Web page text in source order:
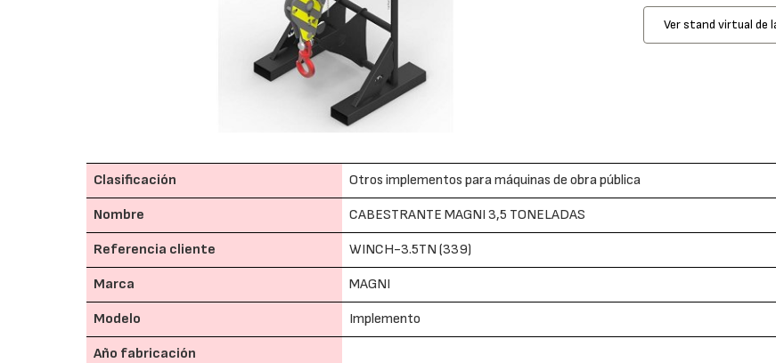
Ver stand virtual de
Clasificación Otros implementos para máquinas de obra pública
Nombre CABESTRANTE MAGNI 3,5 TONELADAS
Referencia cliente WINCH-3.5TN (339)
Marca MAGNI
Modelo Implemento
Año fabricación